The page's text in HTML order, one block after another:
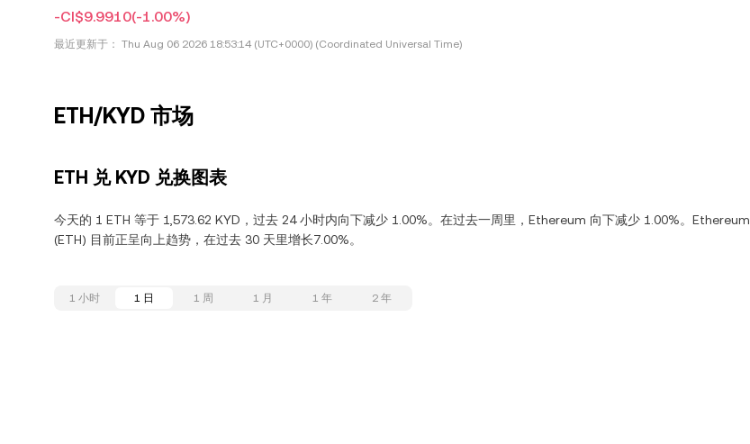
-CI$9.9910(-1.00%)
最近更新于： Thu Aug 06 2026 18:53:14 (UTC+0000) (Coordinated Universal Time)
ETH/KYD 市场
ETH 兑 KYD 兑换图表
今天的 1 ETH 等于 1,573.62 KYD，过去 24 小时内向下减少 1.00%。在过去一周里，Ethereum 向下减少 1.00%。Ethereum
(ETH) 目前正呈向上趋势，在过去 30 天里增长7.00%。
1 小时 1 日 1 周 1 月 1 年 2 年